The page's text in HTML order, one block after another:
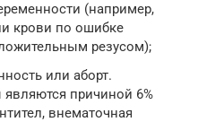
(например,
крови по ошибке
резусом);
или аборт.
причиной 6%
внематочная